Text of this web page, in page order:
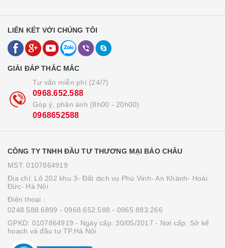
LIÊN KẾT VỚI CHÚNG TÔI
GIẢI ĐÁP THẮC MẮC
Tư vấn miễn phí (24/7)
0968.652.588
Góp ý, phản ánh (8h00 - 20h00)
0968652588
CÔNG TY TNHH ĐẦU TƯ THƯƠNG MẠI BẢO CHÂU
MST: 0107864919
Địa chỉ: Lô 202 khu 3- Đất dịch vụ Phú Vinh- An Khánh- Hoài
Đức- Hà Nội
Điện thoại :
0248.588.6899 - 0968.652.588 - 0965.883.266
GPKD: 0107864919 - Ngày cấp: 30/05/2017 - Nơi cấp: Sở kế
hoạch và đầu tư TP.Hà Nội